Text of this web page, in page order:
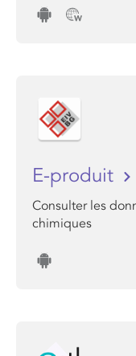
E-produit
Consulter les
chimiques